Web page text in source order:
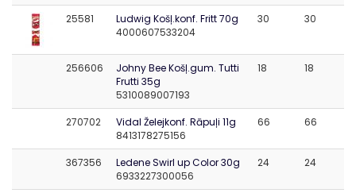
25581
Ludwig Košļ.konf. Fritt 70g
4000607533204
30 30
256606
Johny Bee Košļ.gum. Tutti
Frutti 35g
5310089007193
18 18
270702
Vidal Želejkonf. Rāpuļi 11g
8413178275156
66 66
367356
Ledene Swirl up Color 30g
6933227300056
24 24